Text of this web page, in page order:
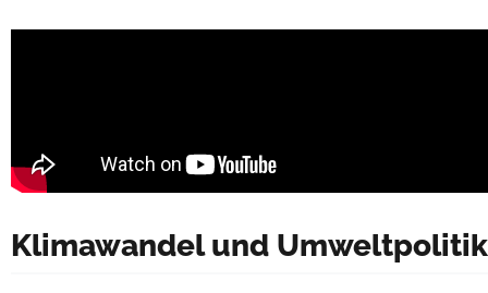
Klimawandel und